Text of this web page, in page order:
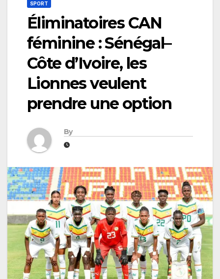
SPORT
Éliminatoires CAN
féminine : Sénégal–
Côte d’Ivoire, les
Lionnes veulent
prendre une option
By